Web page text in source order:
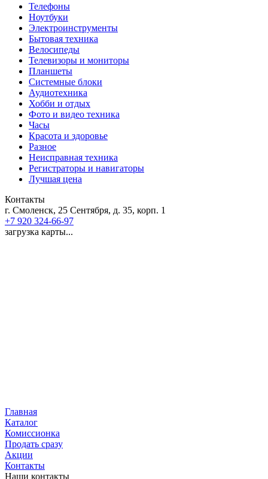
Телефоны
Ноутбуки
Электроинструменты
Бытовая техника
Велосипеды
Телевизоры и мониторы
Планшеты
Системные блоки
Аудиотехника
Хобби и отдых
Фото и видео техника
Часы
Красота и здоровье
Разное
Неисправная техника
Регистраторы и навигаторы
Лучшая цена
Контакты
г. Смоленск, 25 Сентября, д. 35, корп. 1
+7 920 324-66-97
загрузка карты...
Главная
Каталог
Комиссионка
Продать сразу
Акции
Контакты
Наши контакты